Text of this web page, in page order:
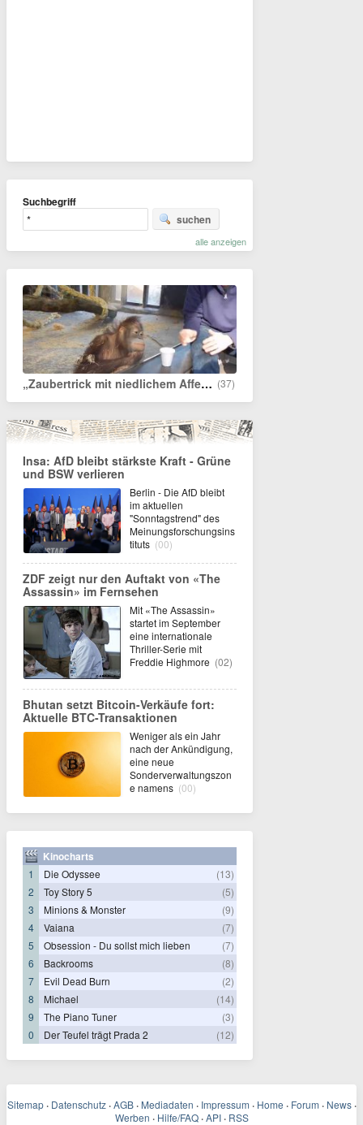
Suchbegriff
suchen
alle anzeigen
„Zaubertrick mit niedlichem Affen“ (37)
Insa: AfD bleibt stärkste Kraft - Grüne
und BSW verlieren
Berlin - Die AfD bleibt
im aktuellen
"Sonntagstrend" des
Meinungsforschungsins
tituts (00)
ZDF zeigt nur den Auftakt von «The
Assassin» im Fernsehen
Mit «The Assassin»
startet im September
eine internationale
Thriller-Serie mit
Freddie Highmore (02)
Bhutan setzt Bitcoin-Verkäufe fort:
Aktuelle BTC-Transaktionen
Weniger als ein Jahr
nach der Ankündigung,
eine neue
Sonderverwaltungszon
e namens (00)
Kinocharts
1 Die Odyssee
(13)
2
Toy Story 5
(5)
3
Minions & Monster
(9)
4
Vaiana
(7)
5
Obsession - Du sollst mich lieben
(7)
6
Backrooms
(8)
7
Evil Dead Burn
(2)
8
Michael
(14)
9
The Piano Tuner
(3)
0
Der Teufel trägt Prada 2 (12)
Sitemap · Datenschutz · AGB · Mediadaten · Impressum · Home · Forum · News ·
Werben · Hilfe/FAQ · API · RSS